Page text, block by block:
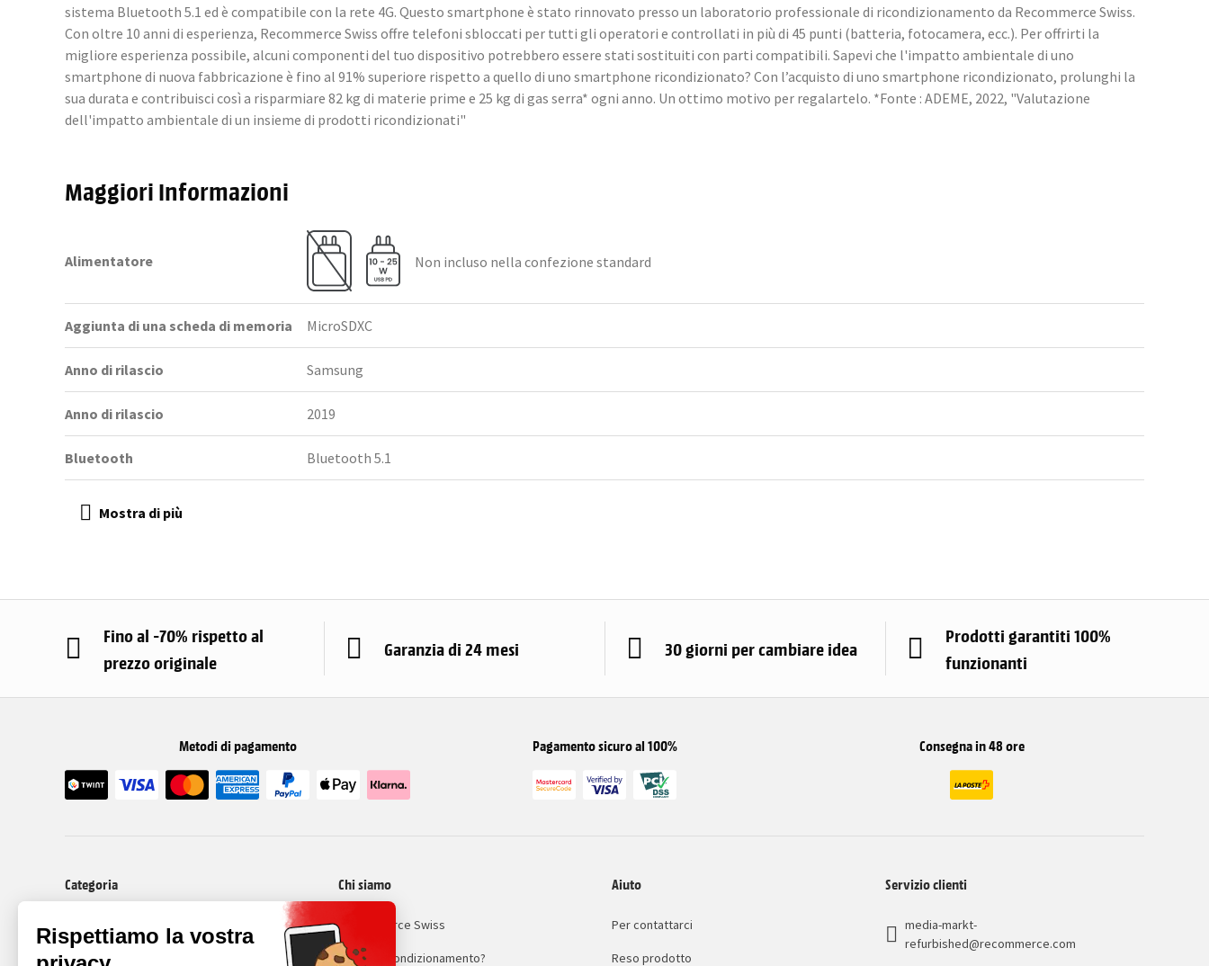
sistema Bluetooth 5.1 ed è compatibile con la rete 4G. Questo smartphone è stato rinnovato presso un laboratorio professionale di ricondizionamento da Recommerce Swiss.
Con oltre 10 anni di esperienza, Recommerce Swiss offre telefoni sbloccati per tutti gli operatori e controllati in più di 45 punti (batteria, fotocamera, ecc.). Per offrirti la
migliore esperienza possibile, alcuni componenti del tuo dispositivo potrebbero essere stati sostituiti con parti compatibili. Sapevi che l'impatto ambientale di uno
smartphone di nuova fabbricazione è fino al 91% superiore rispetto a quello di uno smartphone ricondizionato? Con l’acquisto di uno smartphone ricondizionato, prolunghi la
sua durata e contribuisci così a risparmiare 82 kg di materie prime e 25 kg di gas serra* ogni anno. Un ottimo motivo per regalartelo. *Fonte : ADEME, 2022, "Valutazione
dell'impatto ambientale di un insieme di prodotti ricondizionati"
Maggiori Informazioni
Alimentatore Non incluso nella confezione standard
Aggiunta di una scheda di memoria MicroSDXC
Anno di rilascio Samsung
Anno di rilascio 2019
Bluetooth Bluetooth 5.1
Fino al -70% rispetto al
prezzo originale
Garanzia di 24 mesi 30 giorni per cambiare idea
Prodotti garantiti 100%
funzionanti
Metodi di pagamento Pagamento sicuro al 100% Consegna in 48 ore
Categoria
I nostri cellulari ricondizionati
Chi siamo
Recommerce Swiss
Cos'é il ricondizionamento?
Aiuto
Per contattarci
Reso prodotto
Servizio clienti
media-markt-
refurbished@recommerce.com